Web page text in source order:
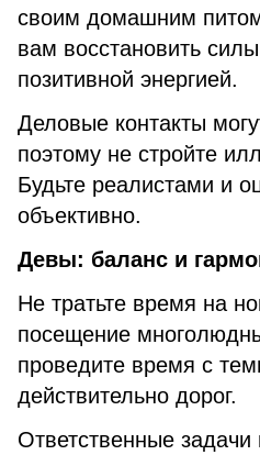
своим домашним
вам восстановить
позитивной энергией.
Деловые контакты
поэтому не стройте
Будьте реалистами и
объективно.
Девы: баланс и
Не тратьте время на
посещение
проведите время с
действительно дорог.
Ответственные задачи